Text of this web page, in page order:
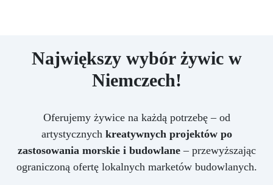
Największy wybór żywic w
Niemczech!
Oferujemy żywice na każdą potrzebę – od
artystycznych kreatywnych projektów po
zastosowania morskie i budowlane– przewyższając
ograniczoną ofertę lokalnych marketów budowlanych.